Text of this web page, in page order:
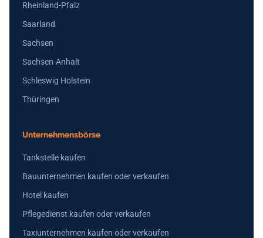
Rheinland-Pfalz
Saarland
Sachsen
Sachsen-Anhalt
Schleswig Holstein
Thüringen
Unternehmensbörse
Tankstelle kaufen
Bauunternehmen kaufen oder verkaufen
Hotel kaufen
Pflegedienst kaufen oder verkaufen
Taxiunternehmen kaufen oder verkaufen